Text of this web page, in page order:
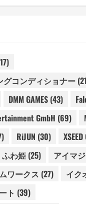
グコンディショナー
DMM GAMES (43)
GmbH (69)
RiJUN (30)
ふわ姫 (25) アイマ
ワークス (27) イク
ト (39)